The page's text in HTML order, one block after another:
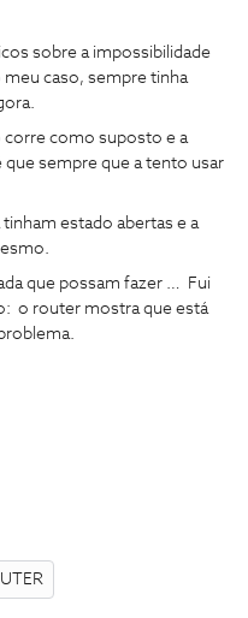
sobre a impossibilidade
caso, sempre tinha
como suposto e a
sempre que a tento usar
estado abertas e a
que possam fazer … Fui
o router mostra que está